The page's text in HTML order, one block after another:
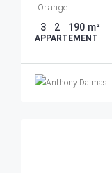
Orange
3 2 190 m²
APPARTEMENT